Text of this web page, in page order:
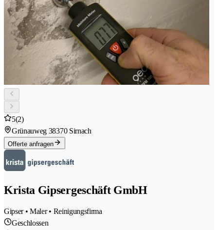
5(2)
Grünauweg 38370 Sirnach
Offerte anfragen
Krista Gipsergeschäft GmbH
Gipser • Maler • Reinigungsfirma
Geschlossen